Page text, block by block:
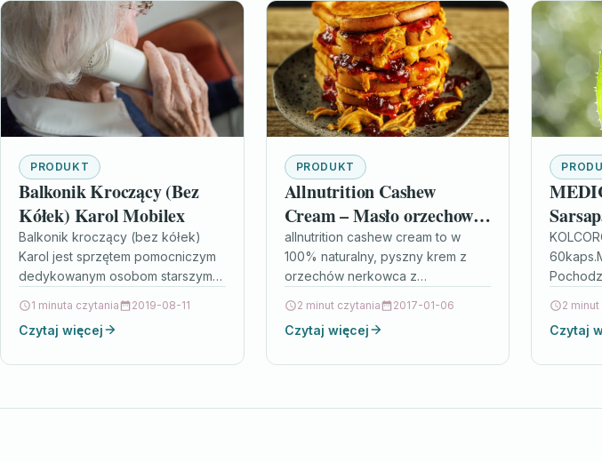
PRODUKT
Balkonik Kroczący (Bez
Kółek) Karol Mobilex
Balkonik kroczący (bez kółek)
Karol jest sprzętem pomocniczym
dedykowanym osobom starszym,
samodzielnym poruszaniem
się.Balkonik rehabilitacyjny został
1 minuta czytania 2019-08-11
Czytaj więcej
PRODUKT
Allnutrition Cashew
Cream – Masło orzechowe
500G
allnutrition cashew cream to w
100% naturalny, pyszny krem z
orzechów nerkowca z
wysokiej zawartości białka,
tłuszczów nienasyconych i witamin
2 minut czytania 2017-01-06
Czytaj więcej
mg 60
ciągu
2
Czytaj